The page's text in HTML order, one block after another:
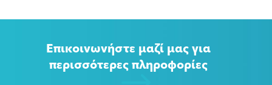
Επικοινωνήστε μαζί μας για
περισσότερες πληροφορίες